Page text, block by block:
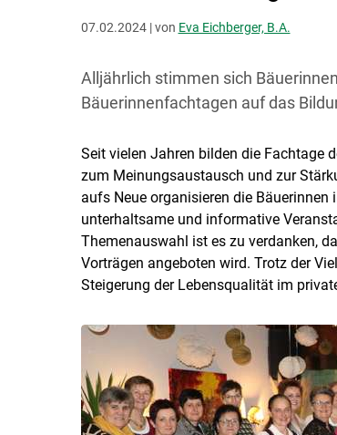
07.02.2024 | von Eva Eichberger, B.A.
Alljährlich stimmen sich
Bäuerinnenfachtagen auf das
Seit vielen Jahren bilden die Fachtage
zum Meinungsaustausch und zur
aufs Neue organisieren die
unterhaltsame und informative
Themenauswahl ist es zu verdanken,
Vorträgen angeboten wird. Trotz der
Steigerung der Lebensqualität im